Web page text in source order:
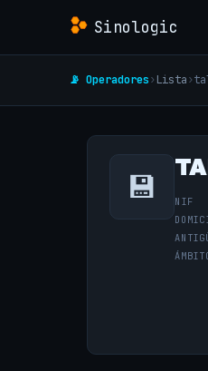
Sinologic
📡 Operadores› Lista›
💾 NIF